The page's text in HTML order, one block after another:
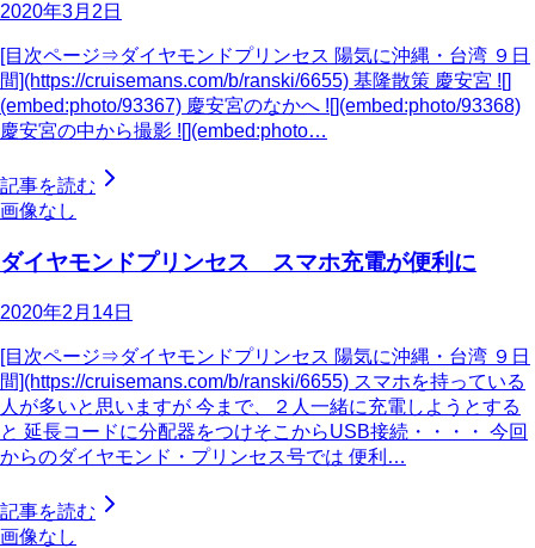
2020年3月2日
[目次ページ⇒ダイヤモンドプリンセス 陽気に沖縄・台湾 ９日
間](https://cruisemans.com/b/ranski/6655) 基隆散策 慶安宮 ![]
(embed:photo/93367) 慶安宮のなかへ ![](embed:photo/93368)
慶安宮の中から撮影 ![](embed:photo…
記事を読む
画像なし
ダイヤモンドプリンセス スマホ充電が便利に
2020年2月14日
[目次ページ⇒ダイヤモンドプリンセス 陽気に沖縄・台湾 ９日
間](https://cruisemans.com/b/ranski/6655) スマホを持っている
人が多いと思いますが 今まで、２人一緒に充電しようとする
と 延長コードに分配器をつけそこからUSB接続・・・・ 今回
からのダイヤモンド・プリンセス号では 便利…
記事を読む
画像なし